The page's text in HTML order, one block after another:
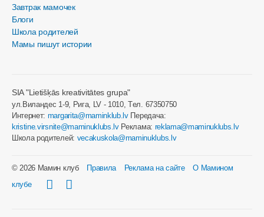
Завтрак мамочек
Блоги
Школа родителей
Мамы пишут истории
SIA "Lietišķās kreativitātes grupa"
ул.Виландес 1-9, Рига, LV - 1010, Tел. 67350750
Интернет: margarita@maminklub.lvПередача:
kristine.virsnite@maminuklubs.lvРеклама: reklama@maminuklubs.lv
Школа родителей: vecakuskola@maminuklubs.lv
© 2026 Мамин клуб Правила Реклама на сайте
О Мамином
клубе